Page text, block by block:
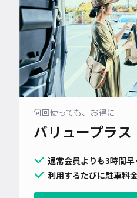
何回使っても、お得に
バリュープラス
通常会員よりも3時間
利用するたびに駐車料